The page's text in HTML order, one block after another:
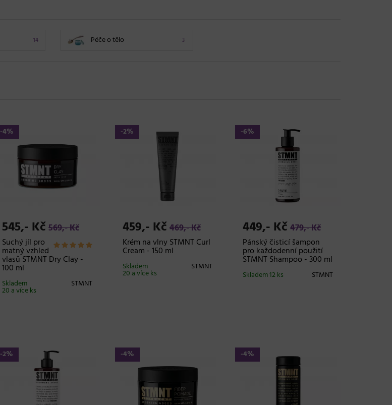
14 3
Péče o tělo
-4%
545,- Kč 569,- Kč
Suchý jíl pro
matný vzhled
vlasů STMNT Dry Clay -
100 ml
STMNT
Skladem
20 a více ks
-2%
459,- Kč469,- Kč
Krém na vlny STMNT Curl
Cream - 150 ml
STMNT
Skladem
20 a více ks
-6%
449,- Kč479,- Kč
Pánský čisticí šampon
pro každodenní použití
STMNT Shampoo - 300 ml
STMNT
Skladem 12 ks
-2% -4% -4%